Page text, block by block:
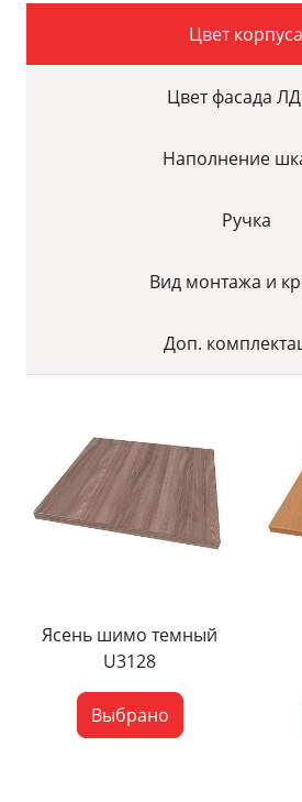
Цвет корпуса
Цвет фасада
Наполнение
Ручка
Вид монтажа и
Доп.
Ясень шимо темный
U3128
Выбрано